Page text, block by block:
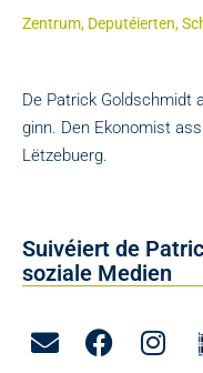
Zentrum, Deputéierten,
De Patrick Goldschmidt
ginn. Den Ekonomist
Lëtzebuerg.
Suivéiert de
soziale Medien